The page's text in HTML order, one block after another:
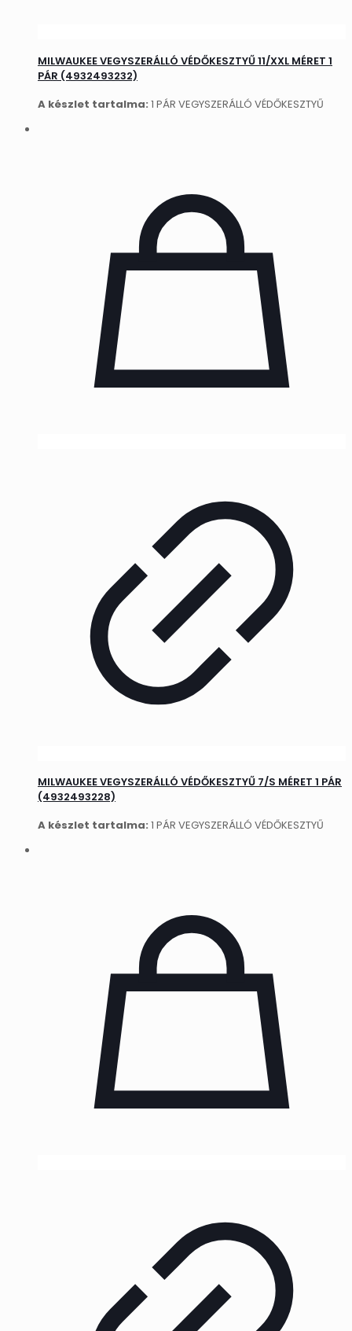
MILWAUKEE VEGYSZERÁLLÓ VÉDŐKESZTYŰ 11/XXL MÉRET 1
PÁR (4932493232)
A készlet tartalma: 1 PÁR VEGYSZERÁLLÓ VÉDŐKESZTYŰ
MILWAUKEE VEGYSZERÁLLÓ VÉDŐKESZTYŰ 7/S MÉRET 1 PÁR
(4932493228)
A készlet tartalma: 1 PÁR VEGYSZERÁLLÓ VÉDŐKESZTYŰ